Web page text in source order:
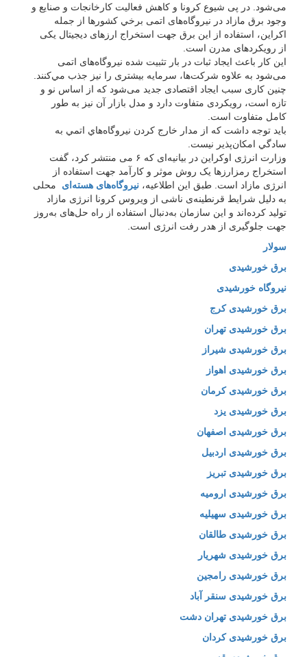
می‌شود. در پی شیوع کرونا و کاهش فعالیت کارخانجات و صنایع و
وجود برق مازاد در نیروگاه‌های اتمی برخي کشورها از جمله
اکراین، استفاده از اين برق جهت استخراج ارزهای دیجیتال یکی
از رویکردهای مدرن است.
این کار باعث ایجاد ثبات در بار تثبیت ‌شده نیروگاه‌های اتمی
می‌شود به علاوه شرکت‌ها، سرمایه بیشتری را نیز جذب مي‌کنند.
چنین کاری سبب ایجاد اقتصادی جدید می‌شود که از اساس نو و
تازه است، رویکردی متفاوت دارد و مدل بازار آن نیز به طور
كامل متفاوت است.
بايد توجه داشت كه از مدار خارج كردن نيروگاه‌هاي اتمي به
سادگي امكان‌پذير نيست.
وزارت انرژی اوکراین در بیانیه‌ای که ۶ می منتشر كرد، گفت
استخراج رمزارزها یک روش موثر و کارآمد جهت استفاده از
انرژی مازاد است. طبق این اطلاعیه، نیروگاه‌‌های هسته‌‌ای محلی
به دلیل شرایط قرنطینه‌‌ی ناشی از ویروس كرونا انرژی مازاد
تولید کرده‌‌اند و این سازمان به‌دنبال استفاده از راه حل‌های به‌روز
جهت جلوگیری از هدر رفت انرژی است.
سولار
برق خورشیدی
نیروگاه خورشیدی
برق خورشیدی کرج
برق خورشیدی تهران
برق خورشیدی شیراز
برق خورشیدی اهواز
برق خورشیدی کرمان
برق خورشیدی یزد
برق خورشیدی اصفهان
برق خورشیدی اردبیل
برق خورشیدی تبریز
برق خورشیدی ارومیه
برق خورشیدی سهیلیه
برق خورشیدی طالقان
برق خورشیدی شهریار
برق خورشیدی رامجین
برق خورشیدی سنقر آباد
برق خورشیدی تهران دشت
برق خورشیدی کردان